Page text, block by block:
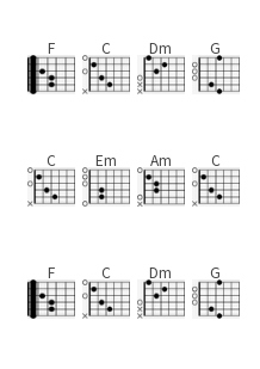
F C Dm G
C Em Am C
F C Dm G